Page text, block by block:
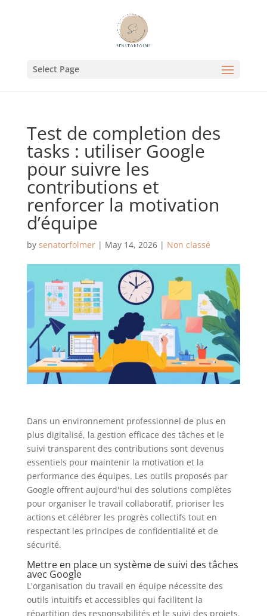
Select Page
Test de completion des
tasks : utiliser Google
pour suivre les
contributions et
renforcer la motivation
d’équipe
by senatorfolmer| May 14, 2026| Non classé
Dans un environnement professionnel de plus en
plus digitalisé, la gestion efficace des tâches et le
suivi transparent des contributions sont devenus
essentiels pour maintenir la motivation et la
performance des équipes. Les outils proposés par
Google offrent aujourd'hui des solutions complètes
pour organiser le travail collaboratif, prioriser les
actions et célébrer les progrès collectifs tout en
respectant les principes de confidentialité et de
sécurité.
Mettre en place un système de suivi des tâches
avec Google
L'organisation du travail en équipe nécessite des
outils intuitifs et accessibles qui facilitent la
répartition des responsabilités et le suivi des projets.